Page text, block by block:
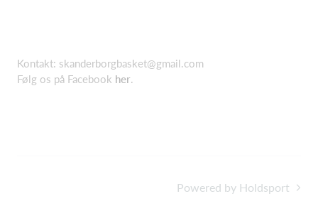
Kontakt: skanderborgbasket@gmail.com
Følg os på Facebook her.
Powered by Holdsport